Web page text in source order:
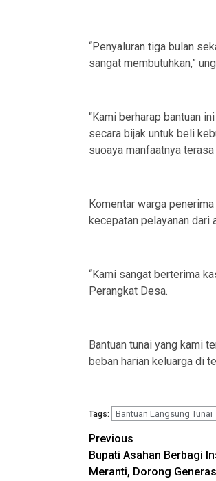
“Penyaluran tiga bulan
sangat membutuhkan,”
“Kami berharap bantuan
secara bijak untuk beli
suoaya manfaatnya terasa
Komentar warga
kecepatan pelayanan dari
“Kami sangat berterima
Perangkat Desa.
Bantuan tunai yang kami
beban harian keluarga di
Tags: Bantuan Langsung Tunai
Post
navigation
Previous
Bupati Asahan Berbagi
Meranti, Dorong